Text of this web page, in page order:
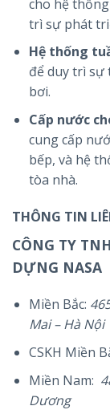
cho hệ
trì sự phát
Hệ thống
để duy trì sự
bơi.
Cấp nước
cung cấp
bếp, và hệ
tòa nhà.
THÔNG TIN
CÔNG TY
DỰNG NASA
Miền Bắc:
Mai – Hà Nội
CSKH Miền
Miền Nam:
Dương